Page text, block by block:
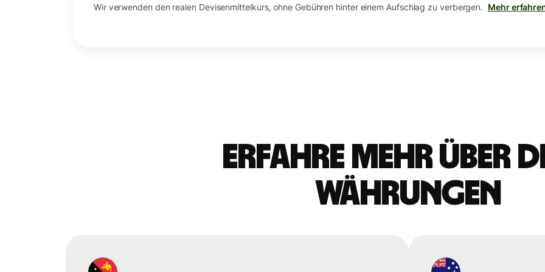
Wir verwenden den realen Devisenmittelkurs, ohne Gebühren hinter einem Aufschlag zu verbergen. Mehr
Erfahre mehr über
Währungen